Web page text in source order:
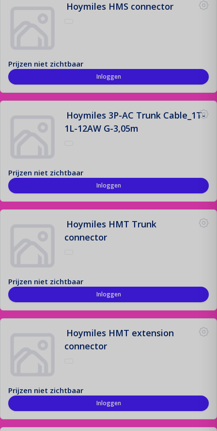
Hoymiles HMS connector
Prijzen niet zichtbaar
Inloggen
Hoymiles 3P-AC Trunk Cable_1T-
1L-12AW G-3,05m
Prijzen niet zichtbaar
Inloggen
Hoymiles HMT Trunk
connector
Prijzen niet zichtbaar
Inloggen
Hoymiles HMT extension
connector
Prijzen niet zichtbaar
Inloggen